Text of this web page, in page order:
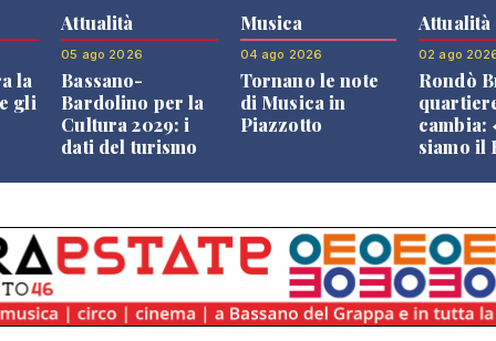
la
gli
Attualità
05 ago 2026
Bassano-
Bardolino per la
Cultura 2029: i
dati del turismo
Musica
04 ago 2026
Tornano le note
di Musica in
Piazzotto
Attualità
02 ago
Rondò
cambia:
siamo il